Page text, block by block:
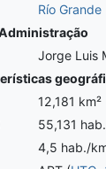
Río Grande
Jorge Luis
12,181 km²
55,131 hab.
4,5 hab./